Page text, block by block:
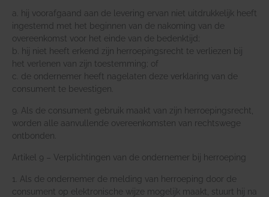
a. hij voorafgaand aan de levering ervan niet uitdrukkelijk heeft
ingestemd met het beginnen van de nakoming van de
overeenkomst voor het einde van de bedenktijd;
b. hij niet heeft erkend zijn herroepingsrecht te verliezen bij
het verlenen van zijn toestemming; of
c. de ondernemer heeft nagelaten deze verklaring van de
consument te bevestigen.
9. Als de consument gebruik maakt van zijn herroepingsrecht,
worden alle aanvullende overeenkomsten van rechtswege
ontbonden.
Artikel 9 – Verplichtingen van de ondernemer bij herroeping
1. Als de ondernemer de melding van herroeping door de
consument op elektronische wijze mogelijk maakt, stuurt hij na